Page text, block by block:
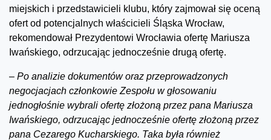
miejskich i przedstawicieli klubu, który zajmował się oceną
ofert od potencjalnych właścicieli Śląska Wrocław,
rekomendował Prezydentowi Wrocławia ofertę Mariusza
Iwańskiego, odrzucając jednocześnie drugą ofertę.
– Po analizie dokumentów oraz przeprowadzonych
negocjacjach członkowie Zespołu w głosowaniu
jednogłośnie wybrali ofertę złożoną przez pana Mariusza
Iwańskiego, odrzucając jednocześnie ofertę złożoną przez
pana Cezarego Kucharskiego. Taka była również